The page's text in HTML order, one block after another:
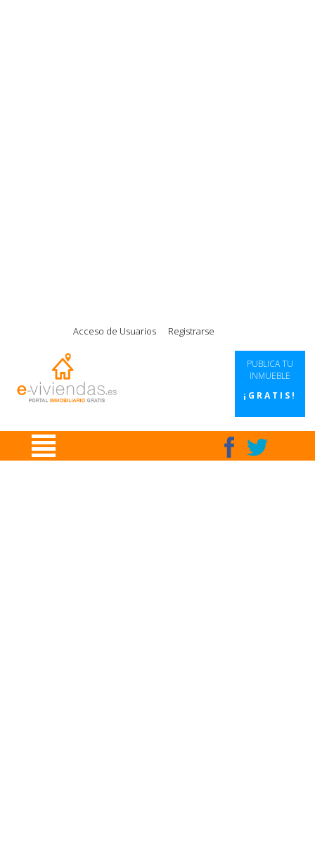
Acceso de Usuarios Registrarse
PUBLICA TU
INMUEBLE
¡GRATIS!